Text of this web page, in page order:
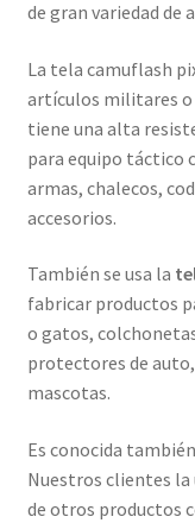
de gran variedad de
La tela camuflash
artículos militares o
tiene una alta
para equipo táctico
armas, chalecos,
accesorios.
También se usa la
fabricar productos
o gatos,
protectores de
mascotas.
Es conocida
Nuestros clientes
de otros productos